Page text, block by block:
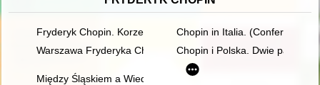
Fryderyk Chopin. Korzenie
Chopin in Italia. (Conferenze
Warszawa Fryderyka Chopina
Chopin i Polska. Dwie pasje
Między Śląskiem a Wiedniem. Księga jubileuszowa z okazji